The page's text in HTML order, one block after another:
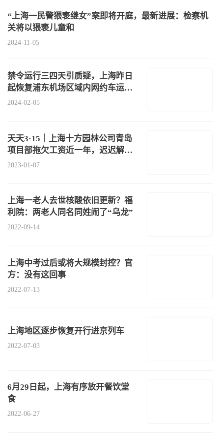
“上海一民警猥亵继女”案即将开庭，最新进展：检察机
关将以猥亵儿童和
2024-11-05
禁令运行三四天引质疑，上海昨日
起恢复浦东机场区域内网约车运
营：平台
2024-02-05
天天3·15｜上海十方园林公司青岛
项目部拖欠工资近一年，迟迟解决
不了
2023-01-07
上海一老人去世核酸依旧更新？福
利院：两老人同名同姓闹了“乌龙”
2022-09-14
上海中考过后或将大规模封控？官
方：没有这回事
2022-07-13
上海地区逐步恢复开行进京列车
2022-07-03
6月29日起，上海有序放开餐饮堂
食
2022-06-27